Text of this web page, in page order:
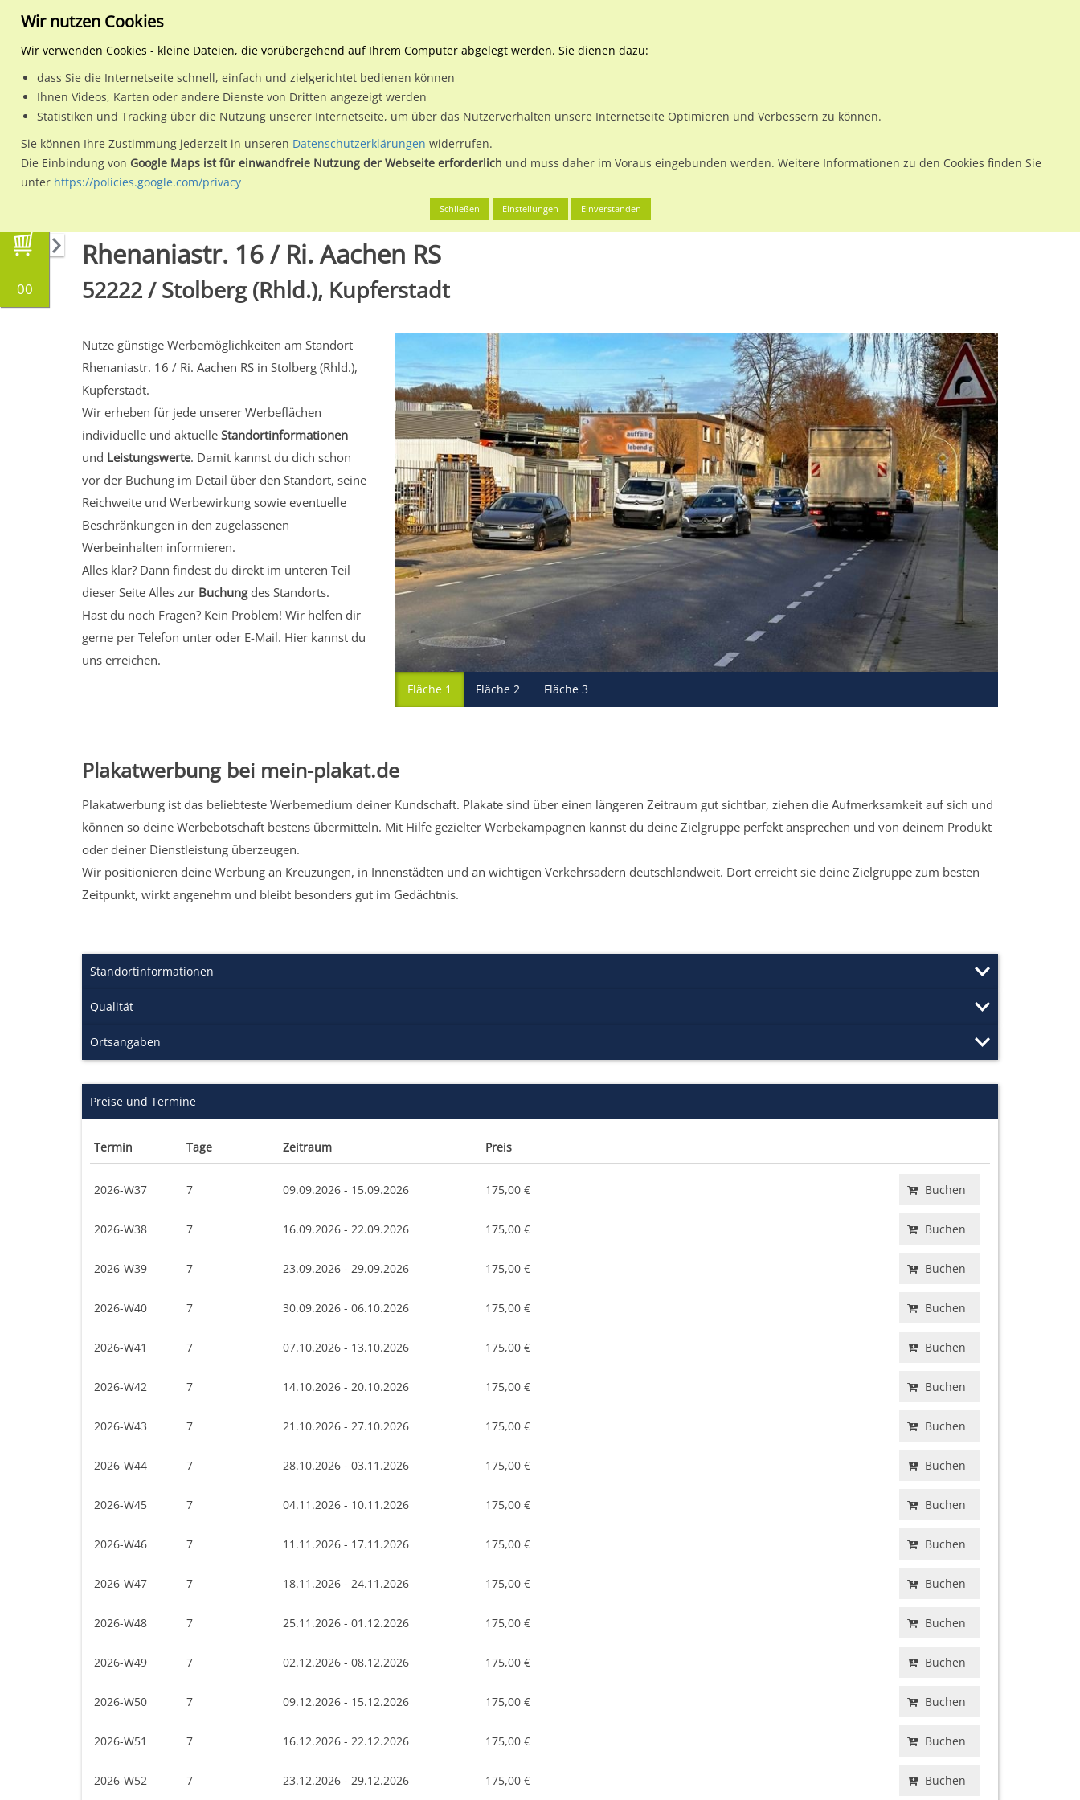
Planen & Buchen Plakatwerbung
Wähle den Werbestandort:
00
Stolberg (Rhld.), Kupferstadt Rhenaniastr. 16 / Ri. Aachen RS
Rhenaniastr. 16 / Ri. Aachen RS
52222 / Stolberg (Rhld.), Kupferstadt
Nutze günstige Werbemöglichkeiten am Standort
Rhenaniastr. 16 / Ri. Aachen RS in Stolberg (Rhld.),
Kupferstadt.
Wir erheben für jede unserer Werbeflächen
individuelle und aktuelle Standortinformationen
und Leistungswerte. Damit kannst du dich schon
vor der Buchung im Detail über den Standort, seine
Reichweite und Werbewirkung sowie eventuelle
Beschränkungen in den zugelassenen
Werbeinhalten informieren.
Alles klar? Dann findest du direkt im unteren Teil
dieser Seite Alles zur Buchungdes Standorts.
Hast du noch Fragen? Kein Problem! Wir helfen dir
gerne per Telefon unter oder E-Mail. Hier kannst du
uns erreichen.
Fläche 1 Fläche 2 Fläche 3
Plakatwerbung bei mein-plakat.de
Plakatwerbung ist das beliebteste Werbemedium deiner Kundschaft. Plakate sind über einen längeren Zeitraum gut sichtbar, ziehen die Aufmerksamkeit auf sich und
können so deine Werbebotschaft bestens übermitteln. Mit Hilfe gezielter Werbekampagnen kannst du deine Zielgruppe perfekt ansprechen und von deinem Produkt
oder deiner Dienstleistung überzeugen.
Wir positionieren deine Werbung an Kreuzungen, in Innenstädten und an wichtigen Verkehrsadern deutschlandweit. Dort erreicht sie deine Zielgruppe zum besten
Zeitpunkt, wirkt angenehm und bleibt besonders gut im Gedächtnis.
Standortinformationen
Qualität
Ortsangaben
Preise und Termine
Termin Tage Zeitraum Preis
2026-W37 7 09.09.2026 - 15.09.2026 175,00 € Buchen
2026-W38 7 16.09.2026 - 22.09.2026 175,00 € Buchen
2026-W39 7 23.09.2026 - 29.09.2026 175,00 € Buchen
2026-W40 7 30.09.2026 - 06.10.2026 175,00 € Buchen
2026-W41 7 07.10.2026 - 13.10.2026 175,00 € Buchen
2026-W42 7 14.10.2026 - 20.10.2026 175,00 € Buchen
2026-W43 7 21.10.2026 - 27.10.2026 175,00 € Buchen
2026-W44 7 28.10.2026 - 03.11.2026 175,00 € Buchen
2026-W45 7 04.11.2026 - 10.11.2026 175,00 € Buchen
2026-W46 7 11.11.2026 - 17.11.2026 175,00 € Buchen
2026-W47 7 18.11.2026 - 24.11.2026 175,00 € Buchen
2026-W48 7 25.11.2026 - 01.12.2026 175,00 € Buchen
2026-W49 7 02.12.2026 - 08.12.2026 175,00 € Buchen
2026-W50 7 09.12.2026 - 15.12.2026 175,00 € Buchen
2026-W51 7 16.12.2026 - 22.12.2026 175,00 € Buchen
2026-W52 7 23.12.2026 - 29.12.2026 175,00 € Buchen
Wir nutzen Cookies
Wir verwenden Cookies - kleine Dateien, die vorübergehend auf Ihrem Computer abgelegt werden. Sie dienen dazu:
dass Sie die Internetseite schnell, einfach und zielgerichtet bedienen können
Ihnen Videos, Karten oder andere Dienste von Dritten angezeigt werden
Statistiken und Tracking über die Nutzung unserer Internetseite, um über das Nutzerverhalten unsere Internetseite Optimieren und Verbessern zu können.
Sie können Ihre Zustimmung jederzeit in unseren Datenschutzerklärungen widerrufen.
Die Einbindung von Google Maps ist für einwandfreie Nutzung der Webseite erforderlich und muss daher im Voraus eingebunden werden. Weitere Informationen zu den Cookies finden Sie
unter https://policies.google.com/privacy
Schließen Einstellungen Einverstanden